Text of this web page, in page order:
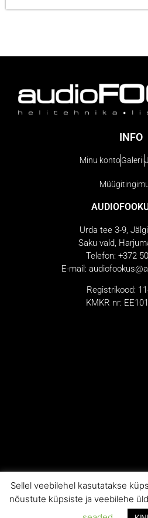
INFO
Minu kontoGalerii
Urda tee 3-9,
Saku vald,
Telefon: +372
E-mail:
Registrikood:
KMKR nr:
Sellel veebilehel kasutatakse
nõustute küpsiste ja veebilehe